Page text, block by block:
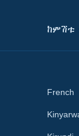
ከምሽቱ
French